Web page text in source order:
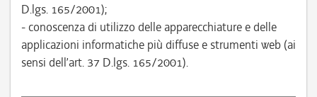
D.lgs. 165/2001);
- conoscenza di utilizzo delle apparecchiature e delle
applicazioni informatiche più diffuse e strumenti web (ai
sensi dell’art. 37 D.lgs. 165/2001).